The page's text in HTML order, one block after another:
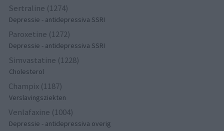
Sertraline (1274)
Depressie - antidepressiva SSRI
Paroxetine (1272)
Depressie - antidepressiva SSRI
Simvastatine (1228)
Cholesterol
Champix (1187)
Verslavingsziekten
Venlafaxine (1004)
Depressie - antidepressiva overig